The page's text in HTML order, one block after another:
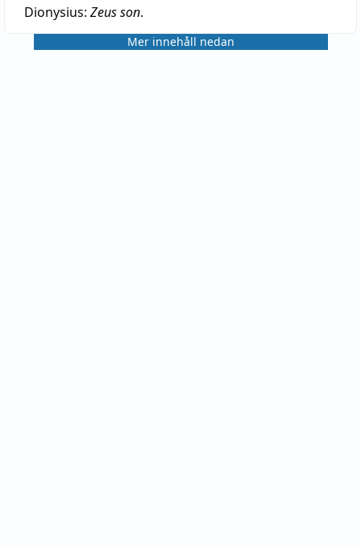
Dionysius: Zeus son.
Mer innehåll nedan